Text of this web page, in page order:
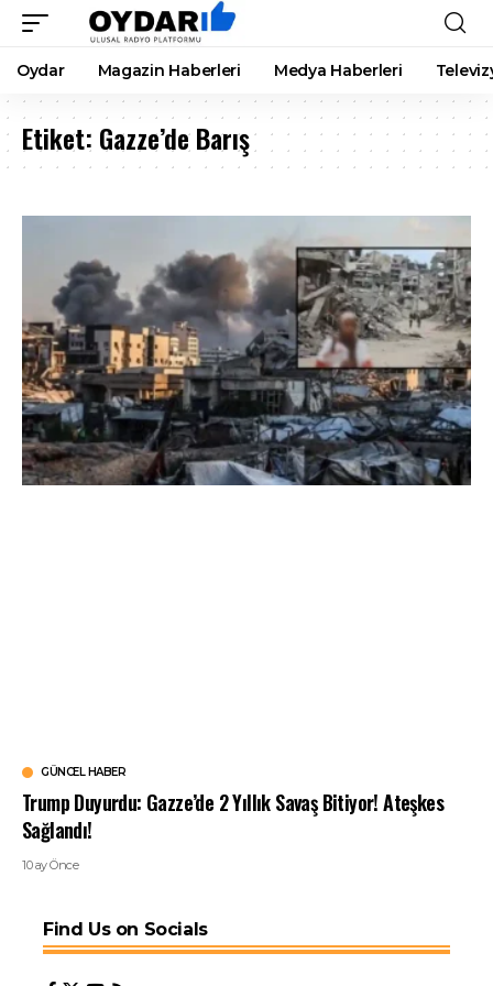
Oydar Magazin Haberleri Medya Haberleri
Etiket: Gazze’de Barış
GÜNCEL HABER
Trump Duyurdu: Gazze’de 2 Yıllık Savaş Bitiyor! Ateşkes
Sağlandı!
10 ay Önce
Find Us on Socials